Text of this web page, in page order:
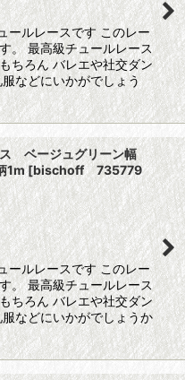
ールレースです このレー
。 最高級チュールレース
ちろん バレエや社交ダン
などにいかがでしょう
ベージュグリーン幅
1m[bischoff 735779
ールレースです このレー
。 最高級チュールレース
ちろん バレエや社交ダン
などにいかがでしょうか